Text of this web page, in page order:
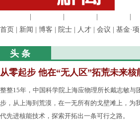
首页
新闻 博客 院士 人才 会议 基金·项
头 条
从零起步 他在“无人区”拓荒未来核
整整15年，中国科学院上海应物理所长戴志敏与
步，从上海到荒漠，在一无所有的戈壁滩上，为
代先进核能技术，探索开拓出一条可行之路。